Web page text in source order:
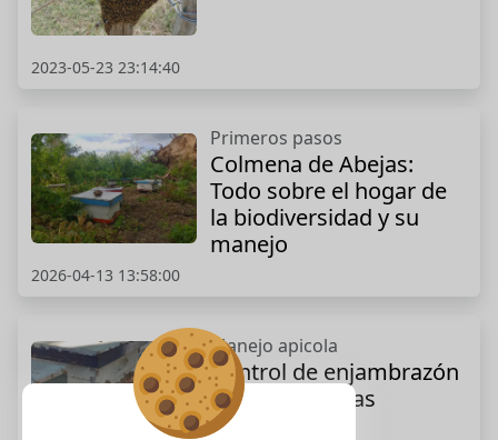
2023-05-23 23:14:40
Primeros pasos
Colmena de Abejas:
Todo sobre el hogar de
la biodiversidad y su
manejo
2026-04-13 13:58:00
Manejo apicola
Control de enjambrazón
en las colmenas